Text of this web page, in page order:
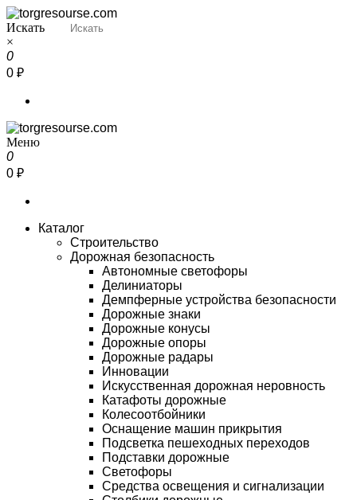
Перейти
к
содержимому
Torgresourse
Промышленный маркетплейс
Искать
×
0
0 ₽
Torgresourse
Промышленный маркетплейс
Меню
0
0 ₽
Каталог
Строительство
Дорожная безопасность
Автономные светофоры
Делиниаторы
Демпферные устройства безопасности
Дорожные знаки
Дорожные конусы
Дорожные опоры
Дорожные радары
Инновации
Искусственная дорожная неровность
Катафоты дорожные
Колесоотбойники
Оснащение машин прикрытия
Подсветка пешеходных переходов
Подставки дорожные
Светофоры
Средства освещения и сигнализации